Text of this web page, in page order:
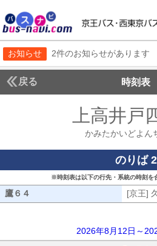
お知らせ 2件のお知らせがあります
戻る 時刻表
上高井戸
かみたかいどよん
のりば 2
※時刻表は以下の行先・系統の時刻を
鷹６４ [京王]
2026年8月12日～